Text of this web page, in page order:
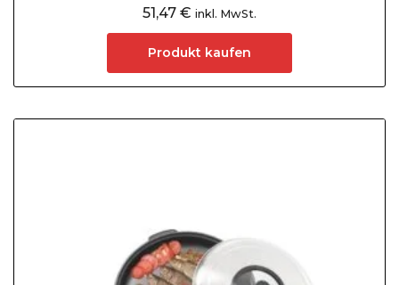
51,47 € inkl. MwSt.
Produkt kaufen